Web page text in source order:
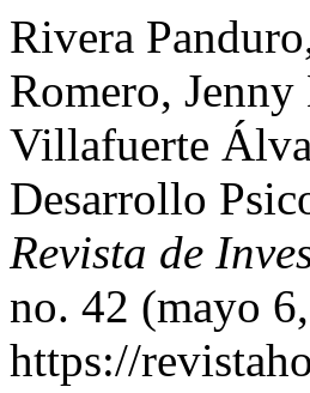
Rivera
Romero,
Villafuerte
Desarrollo
Revista de
no. 42 (mayo
https://